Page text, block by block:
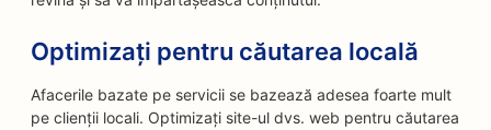
Optimizați pentru căutarea locală
Afacerile bazate pe servicii se bazează adesea foarte mult
pe clienții locali. Optimizați site-ul dvs. web pentru căutarea